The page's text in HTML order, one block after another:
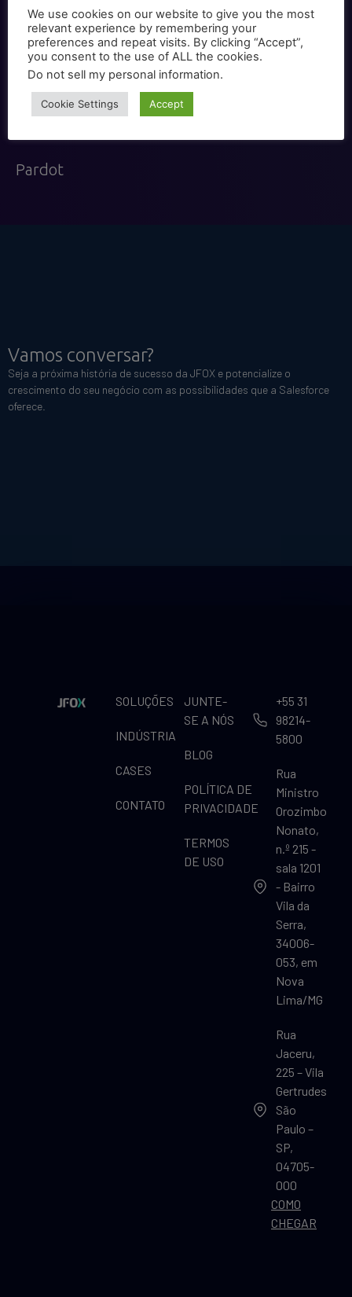
App Cloud
Pardot
Vamos conversar?
Seja a próxima história de sucesso da JFOX e potencialize o
crescimento do seu negócio com as possibilidades que a Salesforce
oferece.
SOLUÇÕES
INDÚSTRIA
CASES
CONTATO
JUNTE-
SE A NÓS
BLOG
POLÍTICA DE
PRIVACIDADE
TERMOS
DE USO
+55 31
98214-
5800
Rua
Ministro
Orozimbo
Nonato,
n.º 215 -
sala 1201
- Bairro
Vila da
Serra,
34006-
053, em
Nova
Lima/MG
Rua
Jaceru,
225 – Vila
Gertrudes
São
Paulo –
SP,
04705-
000
COMO
CHEGAR
We use cookies on our website to give you the most
relevant experience by remembering your
preferences and repeat visits. By clicking “Accept”,
you consent to the use of ALL the cookies.
Do not sell my personal information.
Cookie Settings Accept